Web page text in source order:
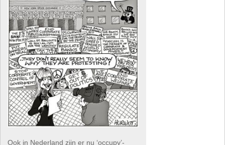
Ook in Nederland zijn er nu ‘occupy’-